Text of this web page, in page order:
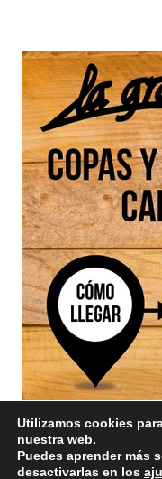
Utilizamos cookies
nuestra web.
Puedes aprender más
desactivarlas en los